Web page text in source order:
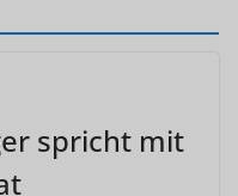
spricht mit